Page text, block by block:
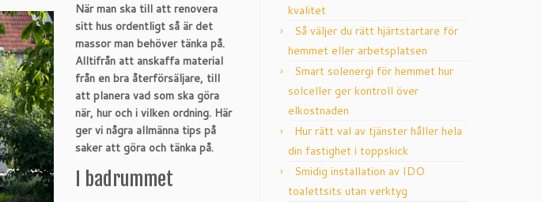
När man ska till att renovera
sitt hus ordentligt så är det
massor man behöver tänka på.
Alltifrån att anskaffa material
från en bra återförsäljare, till
att planera vad som ska göra
när, hur och i vilken ordning. Här
ger vi några allmänna tips på
saker att göra och tänka på.
I badrummet
kvalitet
Så väljer du rätt hjärtstartare för
hemmet eller arbetsplatsen
Smart solenergi för hemmet hur
solceller ger kontroll över
elkostnaden
Hur rätt val av tjänster håller hela
din fastighet i toppskick
Smidig installation av IDO
toalettsits utan verktyg